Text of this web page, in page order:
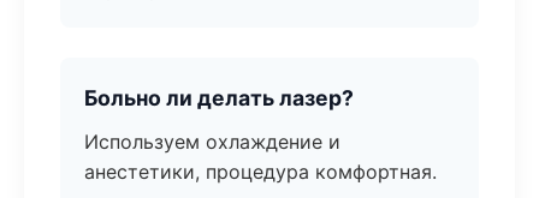
Больно ли делать лазер?
Используем охлаждение и
анестетики, процедура комфортная.